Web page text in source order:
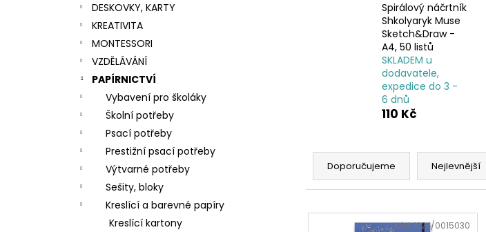
DESKOVKY, KARTY
KREATIVITA
MONTESSORI
VZDĚLÁVÁNÍ
PAPÍRNICTVÍ
Vybavení pro školáky
Školní potřeby
Psací potřeby
Prestižní psací potřeby
Výtvarné potřeby
Sešity, bloky
Kreslící a barevné papíry
Kreslící kartony
Spirálový náčrtník
Shkolyaryk Muse
Sketch&Draw -
A4, 50 listů
SKLADEM u
dodavatele,
expedice do 3 -
6 dnů
110 Kč
Ř
z
Doporučujeme Nejlevnější
V
Kód:1324/0015030
Doporučujeme
SENTOSPHERE SLIME - TOVÁRNA NA
VÝROBU SLIZŮ
606 Kč
SENTOSPHERE VYROB SI SÁM -
970 Kč